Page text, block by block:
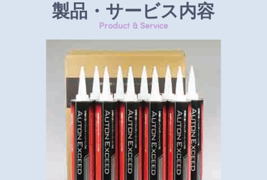
製品・サービス内容
Product & Service